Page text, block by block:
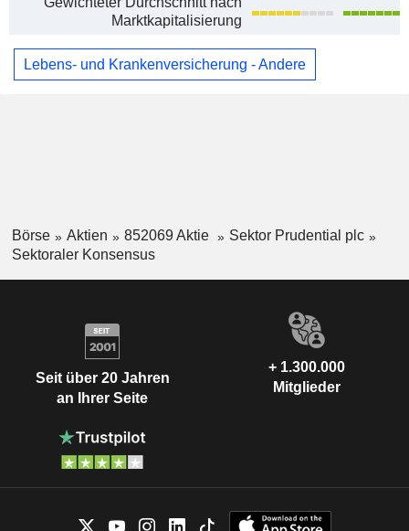
Marktkapitalisierung
Lebens- und Krankenversicherung - Andere
Börse Aktien 852069 Aktie
Sektor Prudential plc
Sektoraler Konsensus
Seit über 20 Jahren
an Ihrer Seite
+ 1.300.000
Mitglieder